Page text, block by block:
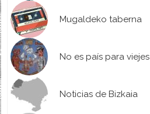
Mugaldeko taberna
No es país para viejes
Noticias de Bizkaia